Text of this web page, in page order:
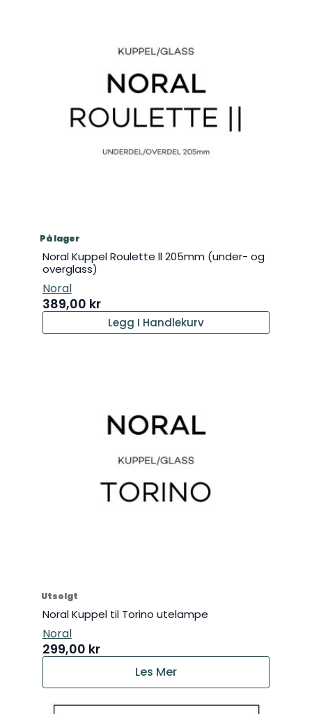
På lager
Noral Kuppel Roulette ll 205mm (under- og
overglass)
Noral
389,00 kr
Legg I Handlekurv
Utsolgt
Noral Kuppel til Torino utelampe
Noral
299,00 kr
Les Mer